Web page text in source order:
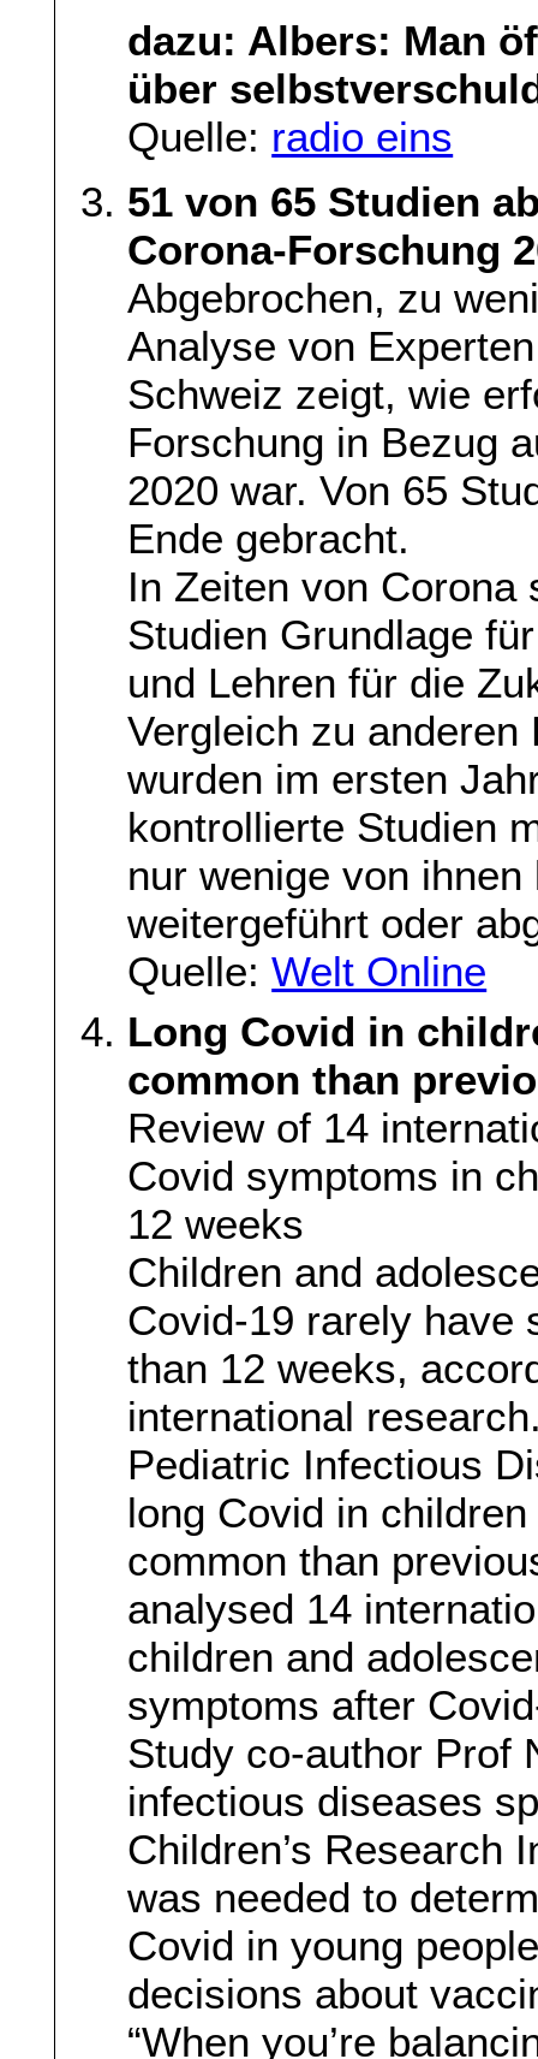
dazu: Albers: Man
über
Quelle: radio eins
51 von 65 Studien
Corona-Forschung
Abgebrochen, zu
Analyse von
Schweiz zeigt, wie
Forschung in Bezug
2020 war. Von 65
Ende gebracht.
In Zeiten von
Studien Grundlage
und Lehren für die
Vergleich zu
wurden im ersten
kontrollierte Studien
nur wenige von
weitergeführt oder
Quelle:Welt Online
Long Covid in
common than
Review of 14
Covid symptoms in
12 weeks
Children and
Covid-19 rarely have
than 12 weeks,
international
Pediatric Infectious
long Covid in
common than
analysed 14
children and
symptoms after
Study co-author Prof
infectious diseases
Children’s Research
was needed to
Covid in young
decisions about
“When you’re